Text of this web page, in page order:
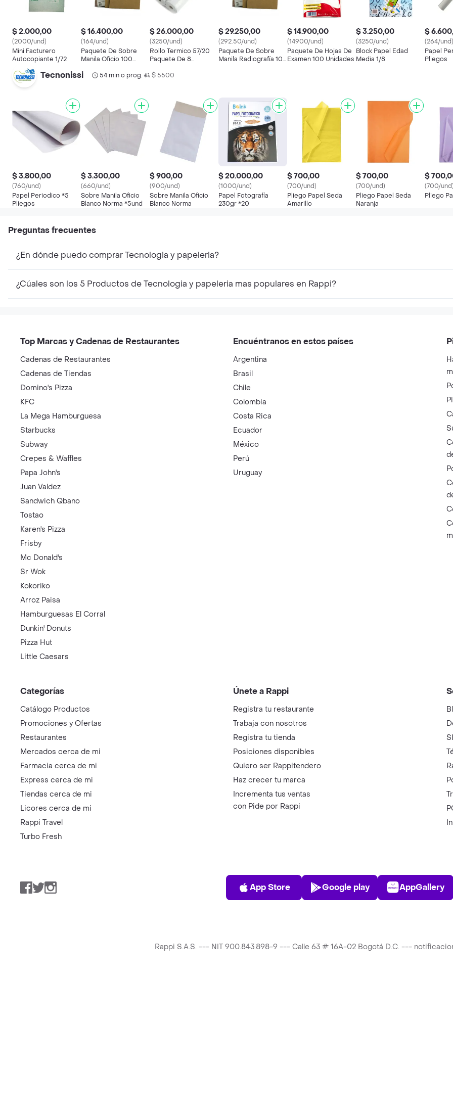
$ 2.000,00
(2000/und)
Mini Facturero
Autocopiante 1/72
$ 16.400,00
(164/und)
Paquete De Sobre
Manila Oficio 100
$ 26.000,00
(3250/und)
Rollo Termico 57/20
Paquete De 8
$ 29.250,00
(292.50/und)
Paquete De Sobre
Manila Radiografía 100
$ 14.900,00
(14900/und)
Paquete De Hojas De
Examen 100 Unidades
$ 3.250,00
(3250/und)
Block Papel Edad
Media 1/8
$
(264/und)
Papel
Pliegos
Tecnonissi 54 min o prog.• $ 5500
$ 3.800,00
(760/und)
Papel Periodico *5
Pliegos
$ 3.300,00
(660/und)
Sobre Manila Oficio
Blanco Norma *5und
$ 900,00
(900/und)
Sobre Manila Oficio
Blanco Norma
$ 20.000,00
(1000/und)
Papel Fotografía
230gr *20
$ 700,00
(700/und)
Pliego Papel Seda
Amarillo
$ 700,00
(700/und)
Pliego Papel Seda
Naranja
$
(700/und)
Pliego
Preguntas frecuentes
¿En dónde puedo comprar Tecnologia y papeleria?
¿Cúales son los 5 Productos de Tecnologia y papeleria mas populares en Rappi?
Top Marcas y Cadenas de Restaurantes
Cadenas de Restaurantes
Cadenas de Tiendas
Domino's Pizza
KFC
La Mega Hamburguesa
Starbucks
Subway
Crepes & Waffles
Papa John's
Juan Valdez
Sandwich Qbano
Tostao
Karen's Pizza
Frisby
Mc Donald's
Sr Wok
Kokoriko
Arroz Paisa
Hamburguesas El Corral
Dunkin' Donuts
Pizza Hut
Little Caesars
Encuéntranos en estos países
Argentina
Brasil
Chile
Colombia
Costa Rica
Ecuador
México
Perú
Uruguay
Categorías
Catálogo Productos
Promociones y Ofertas
Restaurantes
Mercados cerca de mi
Farmacia cerca de mi
Express cerca de mi
Tiendas cerca de mi
Licores cerca de mi
Rappi Travel
Turbo Fresh
Únete a Rappi
Registra tu restaurante
Trabaja con nosotros
Registra tu tienda
Posiciones disponibles
Quiero ser Rappitendero
Haz crecer tu marca
Incrementa tus ventas
con Pide por Rappi
Facebook
TwitterInstagram
App Store
App Store
Play Store
Google play AppGallery
Rappi S.A.S. --- NIT 900.843.898-9 --- Calle 63 # 16A-02 Bogotá D.C. ---